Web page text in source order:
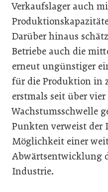
Verkaufslager auch
Darüber hinaus
Betriebe auch die
erneut ungünstiger
für die Produktion in
erstmals seit über
Wachstumsschwelle
Punkten verweist
Möglichkeit einer
Abwärtsentwicklung
Industrie.